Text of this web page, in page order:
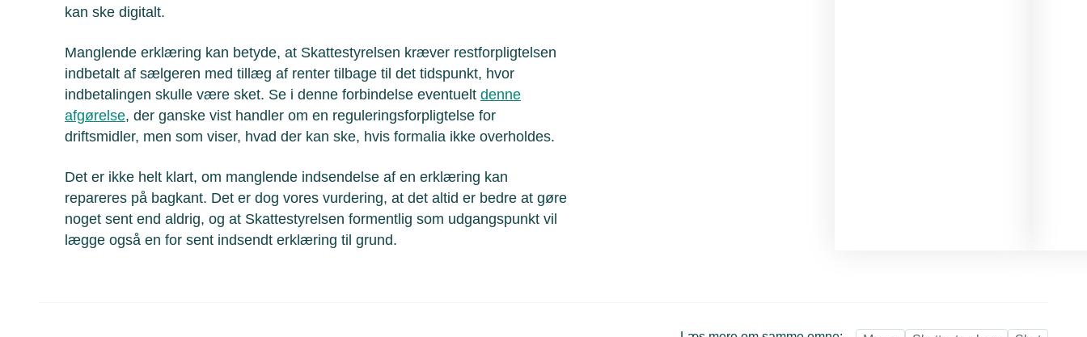
kan ske digitalt.
Manglende erklæring kan betyde, at Skattestyrelsen kræver restforpligtelsen
indbetalt af sælgeren med tillæg af renter tilbage til det tidspunkt, hvor
indbetalingen skulle være sket. Se i denne forbindelse eventuelt denne
afgørelse, der ganske vist handler om en reguleringsforpligtelse for
driftsmidler, men som viser, hvad der kan ske, hvis formalia ikke overholdes.
Det er ikke helt klart, om manglende indsendelse af en erklæring kan
repareres på bagkant. Det er dog vores vurdering, at det altid er bedre at gøre
noget sent end aldrig, og at Skattestyrelsen formentlig som udgangspunkt vil
lægge også en for sent indsendt erklæring til grund.